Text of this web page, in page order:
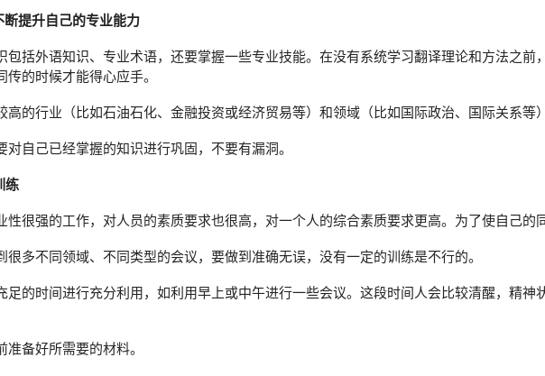
提升自己的专业能力
包括外语知识、专业术语，还要掌握一些专业技能。在没有系统学习翻译理论和方法之前
的时候才能得心应手。
高的行业（比如石油石化、金融投资或经济贸易等）和领域（比如国际政治、国际关系等
对自己已经掌握的知识进行巩固，不要有漏洞。
练
性很强的工作，对人员的素质要求也很高，对一个人的综合素质要求更高。为了使自己的
很多不同领域、不同类型的会议，要做到准确无误，没有一定的训练是不行的。
足的时间进行充分利用，如利用早上或中午进行一些会议。这段时间人会比较清醒，精
备好所需要的材料。